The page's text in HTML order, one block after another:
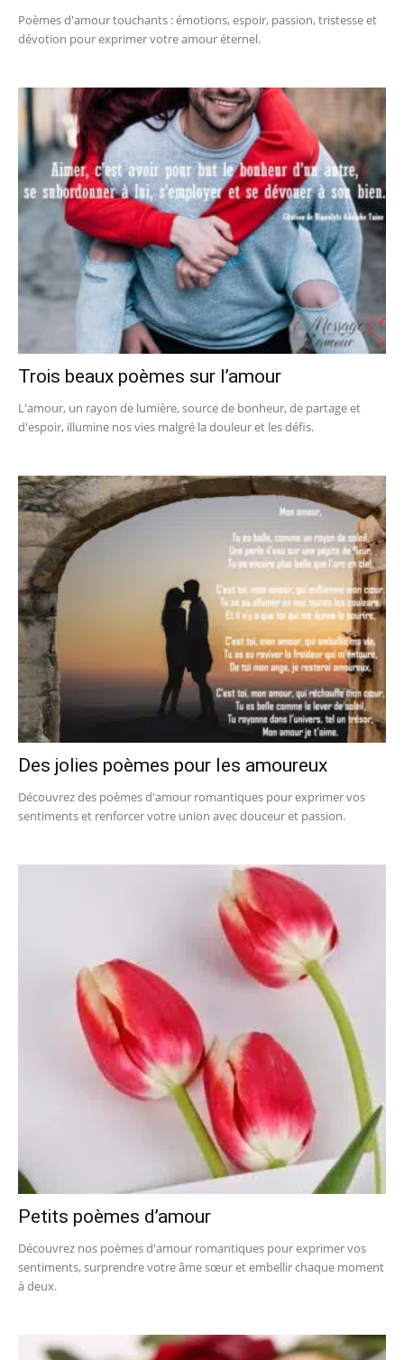
Poèmes d'amour touchants : émotions, espoir, passion, tristesse et
dévotion pour exprimer votre amour éternel.
Trois beaux poèmes sur l’amour
L'amour, un rayon de lumière, source de bonheur, de partage et
d'espoir, illumine nos vies malgré la douleur et les défis.
Des jolies poèmes pour les amoureux
Découvrez des poèmes d'amour romantiques pour exprimer vos
sentiments et renforcer votre union avec douceur et passion.
Petits poèmes d’amour
Découvrez nos poèmes d'amour romantiques pour exprimer vos
sentiments, surprendre votre âme sœur et embellir chaque moment
à deux.